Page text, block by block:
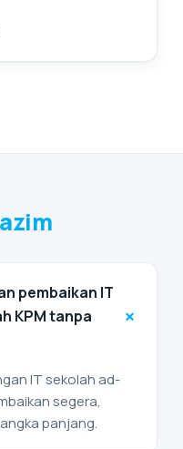
bateri komputer
kerana telah
pembaikan IT
KPM tanpa
+
IT sekolah ad-
segera,
panjang.